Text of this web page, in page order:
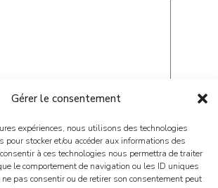
Gérer le consentement
expériences, nous utilisons des technologies
pour stocker et/ou accéder aux informations des
à ces technologies nous permettra de traiter
le comportement de navigation ou les ID uniques
pas consentir ou de retirer son consentement peut